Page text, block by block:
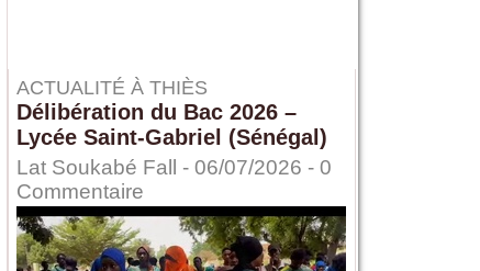
ACTUALITÉ À THIÈS
Délibération du Bac 2026 –
Lycée Saint-Gabriel (Sénégal)
Lat Soukabé Fall - 06/07/2026 - 0
Commentaire